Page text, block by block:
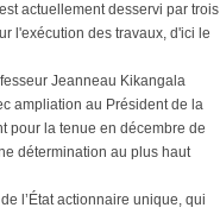
actuellement desservi par trois
l'exécution des travaux, d'ici le
Jeanneau Kikangala
ampliation au Président de la
pour la tenue en décembre de
détermination au plus haut
l’État actionnaire unique, qui